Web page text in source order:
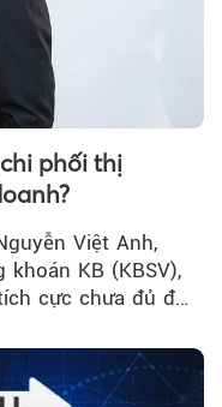
phối thị
Việt Anh,
khoán KB (KBSV),
cực chưa đủ để